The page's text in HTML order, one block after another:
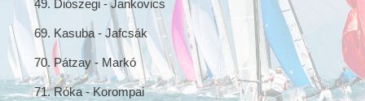
49. Diószegi - Jankovics
69. Kasuba - Jafcsák
70. Pátzay - Markó
71. Róka - Korompai